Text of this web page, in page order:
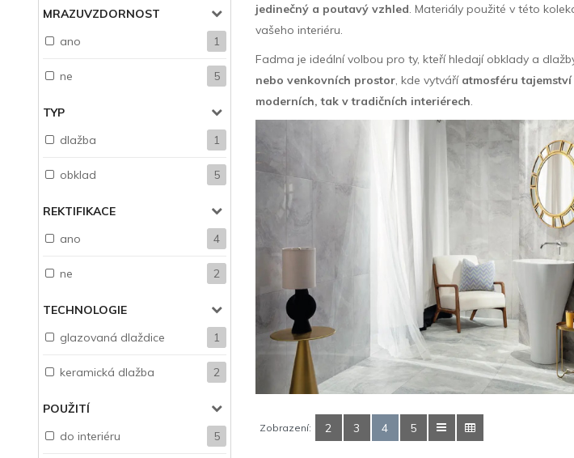
MRAZUVZDORNOST
ano
1
ne 5
TYP
dlažba
1
obklad 5
REKTIFIKACE
ano
4
ne 2
TECHNOLOGIE
glazovaná dlaždice
1
keramická dlažba 2
POUŽITÍ
do interiéru
5
jedinečný a poutavý vzhled. Materiály použité v této
vašeho interiéru.
Fadma je ideální volbou pro ty, kteří hledají obklady a
nebo venkovních prostor, kde vytváří atmosféru
moderních, tak v tradičních interiérech.
Zobrazení: 2 3 4 5